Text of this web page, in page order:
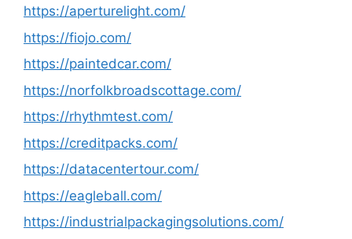
https://aperturelight.com/
https://fiojo.com/
https://paintedcar.com/
https://norfolkbroadscottage.com/
https://rhythmtest.com/
https://creditpacks.com/
https://datacentertour.com/
https://eagleball.com/
https://industrialpackagingsolutions.com/